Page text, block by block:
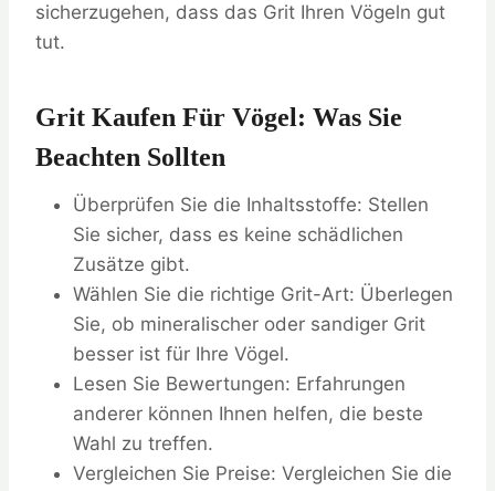
sicherzugehen, dass das Grit Ihren Vögeln gut
tut.
Grit Kaufen Für Vögel: Was Sie
Beachten Sollten
Überprüfen Sie die Inhaltsstoffe: Stellen
Sie sicher, dass es keine schädlichen
Zusätze gibt.
Wählen Sie die richtige Grit-Art: Überlegen
Sie, ob mineralischer oder sandiger Grit
besser ist für Ihre Vögel.
Lesen Sie Bewertungen: Erfahrungen
anderer können Ihnen helfen, die beste
Wahl zu treffen.
Vergleichen Sie Preise: Vergleichen Sie die